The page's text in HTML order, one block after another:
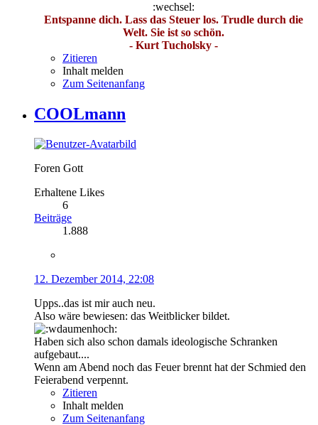
:wechsel:
Entspanne dich. Lass das Steuer los. Trudle durch die
Welt. Sie ist so schön.
- Kurt Tucholsky -
Zitieren
Inhalt melden
Zum Seitenanfang
COOLmann
Foren Gott
Erhaltene Likes
6
Beiträge
1.888
12. Dezember 2014, 22:08
Upps..das ist mir auch neu.
Also wäre bewiesen: das Weitblicker bildet.
Haben sich also schon damals ideologische Schranken
aufgebaut....
Wenn am Abend noch das Feuer brennt hat der Schmied den
Feierabend verpennt.
Zitieren
Inhalt melden
Zum Seitenanfang